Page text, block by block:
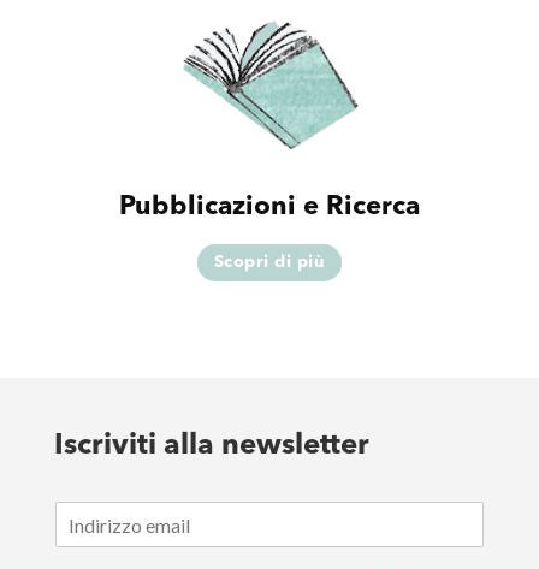
Pubblicazioni e Ricerca
Scopri di più
Iscriviti alla newsletter
m